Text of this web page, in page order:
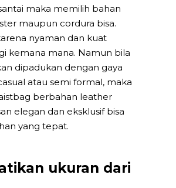
maka memilih bahan
maupun cordura bisa.
nyaman dan kuat
kemana mana. Namun bila
dipadukan dengan gaya
atau semi formal, maka
berbahan leather
elegan dan eksklusif bisa
yang tepat.
ukuran dari